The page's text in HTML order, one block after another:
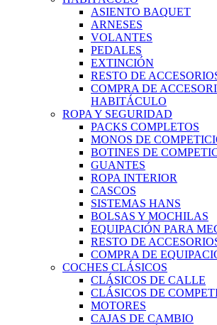
ASIENTO BAQUET
ARNESES
VOLANTES
PEDALES
EXTINCIÓN
RESTO DE
COMPRA DE
HABITÁCULO
ROPA Y SEGURIDAD
PACKS COMPLETOS
MONOS DE
BOTINES DE
GUANTES
ROPA INTERIOR
CASCOS
SISTEMAS HANS
BOLSAS Y MOCHILAS
EQUIPACIÓN PARA
RESTO DE
COMPRA DE
COCHES CLÁSICOS
CLÁSICOS DE CALLE
CLÁSICOS DE
MOTORES
CAJAS DE CAMBIO